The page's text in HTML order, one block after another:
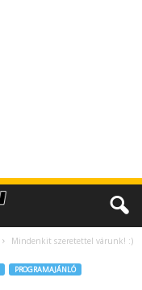
Mindenkit szeretettel várunk! :)
PROGRAMAJÁNLÓ